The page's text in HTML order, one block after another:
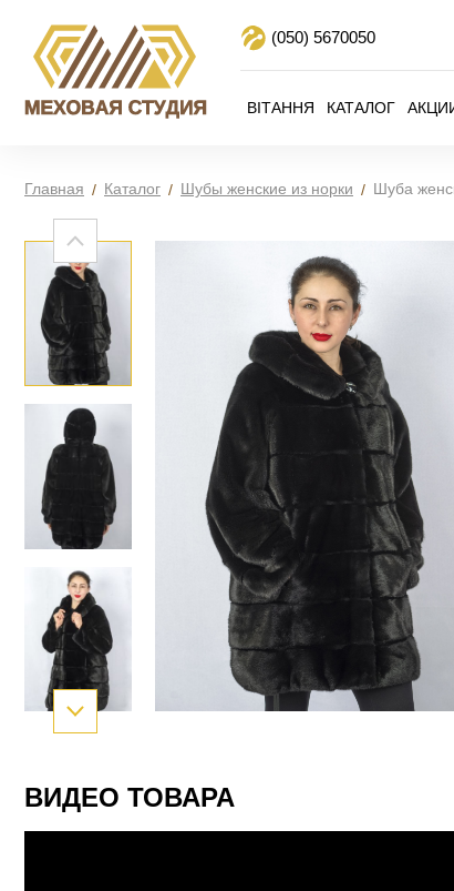
(050) 5670050
ВІТАННЯ КАТАЛОГ
Главная Каталог Шубы женские из норки Шуба
ВИДЕО ТОВАРА